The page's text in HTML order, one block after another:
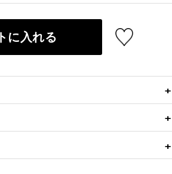
に入れる